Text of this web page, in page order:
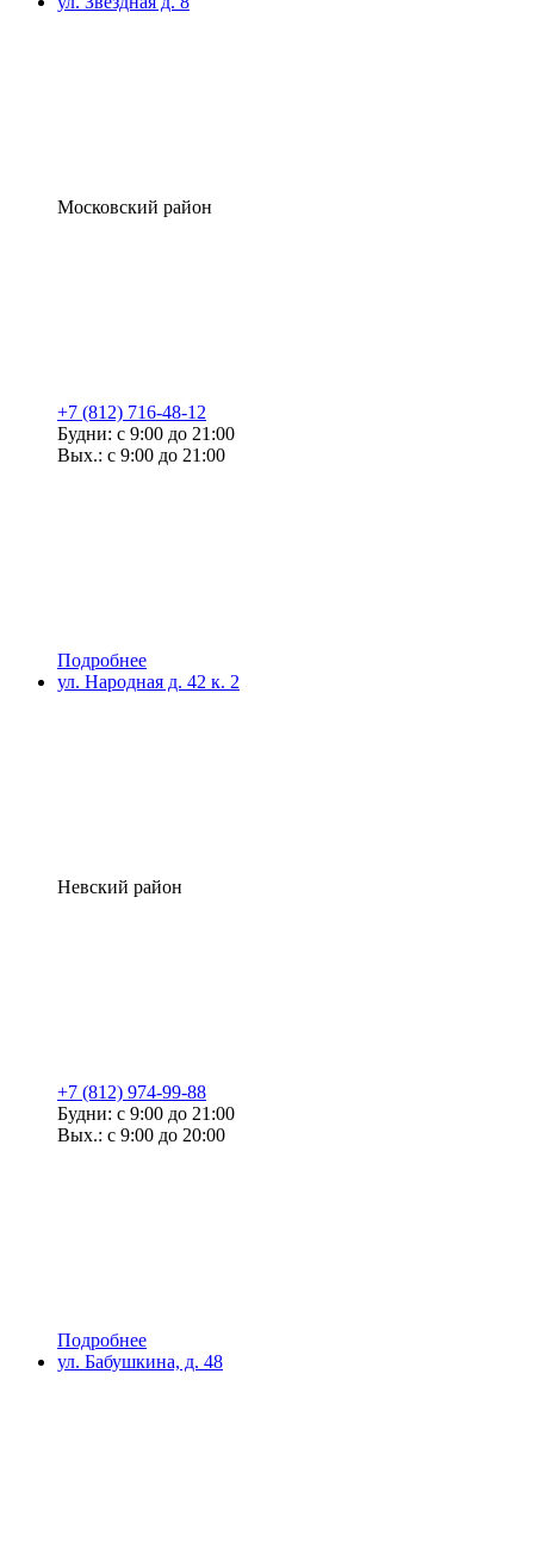
Московский район
+7 (812) 716-48-12
Будни: с 9:00 до 21:00
Вых.: с 9:00 до 21:00
Подробнее
ул. Народная д. 42 к. 2
Невский район
+7 (812) 974-99-88
Будни: с 9:00 до 21:00
Вых.: с 9:00 до 20:00
Подробнее
ул. Бабушкина, д. 48